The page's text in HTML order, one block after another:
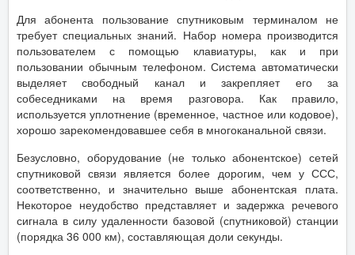
Для абонента пользование спутниковым терминалом не
требует специальных знаний. Набор номера производится
пользователем с помощью клавиатуры, как и при
пользовании обычным телефоном. Система автоматически
выделяет свободный канал и закрепляет его за
собеседниками на время разговора. Как правило,
используется уплотнение (временное, частное или кодовое),
хорошо зарекомендовавшее себя в многоканальной связи.
Безусловно, оборудование (не только абонентское) сетей
спутниковой связи является более дорогим, чем у ССС,
соответственно, и значительно выше абонентская плата.
Некоторое неудобство представляет и задержка речевого
сигнала в силу удаленности базовой (спутниковой) станции
(порядка 36 000 км), составляющая доли секунды.